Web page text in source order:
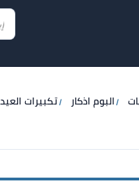
البوم اذكار تكبيرات العيد 3